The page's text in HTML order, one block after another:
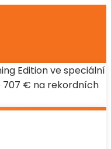
Edition ve speciální
707 € na rekordních